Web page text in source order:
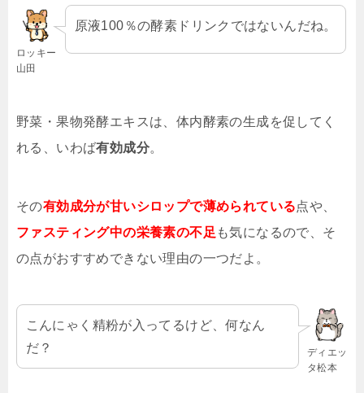
ロッキー
山田
原液100％の酵素ドリンクではないんだね。
野菜・果物発酵エキスは、体内酵素の生成を促してく
れる、いわば有効成分。
その有効成分が甘いシロップで薄められている点や、
ファスティング中の栄養素の不足 も気になるので、そ
の点がおすすめできない理由の一つだよ。
ディエッ
タ松本
こんにゃく精粉が入ってるけど、何なん
だ？